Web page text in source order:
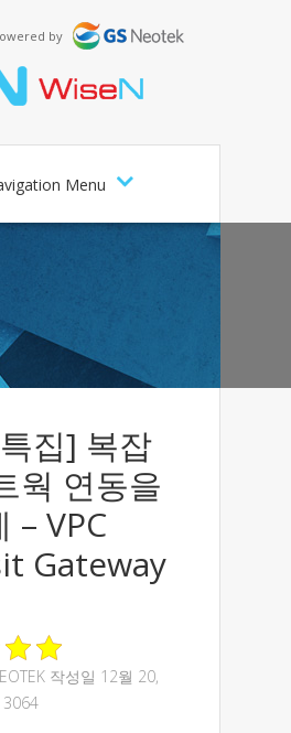
by
Menu
집] 복잡
웍 연동을
– VPC
Gateway
작성일 12월 20,
3064